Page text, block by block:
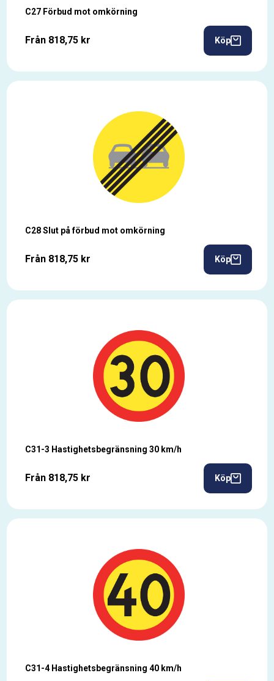
C27 Förbud mot omkörning
Från 818,75 kr Köp
C28 Slut på förbud mot omkörning
Från 818,75 kr Köp
C31-3 Hastighetsbegränsning 30 km/h
Från 818,75 kr Köp
C31-4 Hastighetsbegränsning 40 km/h